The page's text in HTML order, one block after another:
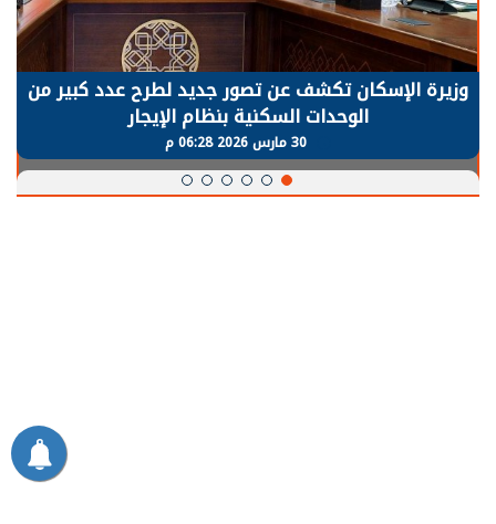
وزيرة الإسكان تكشف عن تصور جديد لطرح عدد كبير من
الوحدات السكنية بنظام الإيجار